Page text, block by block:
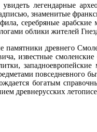
легендарные
знаменитые
серебряные
облики жителей
памятники древнего
известные
повседневного
богатым
древнерусских